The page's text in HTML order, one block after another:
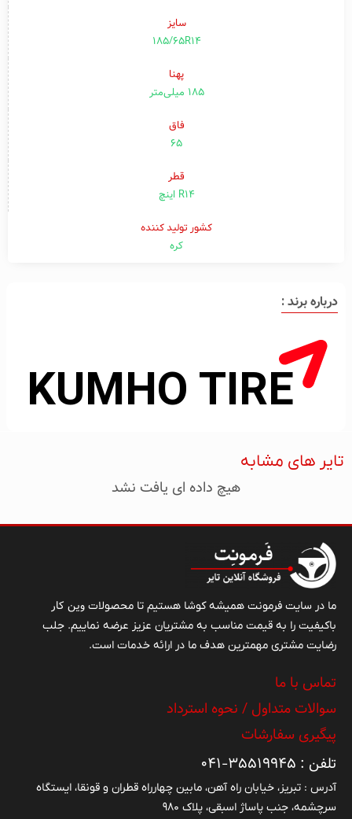
سایز
185/65R14
پهنا
۱۸۵ میلی‌متر
فاق
۶۵
قطر
R14 اینچ
کشور تولید کننده
کره
درباره برند :
تایر های مشابه
هیچ داده ای یافت نشد
ما در سایت فرمونت همیشه کوشا هستیم تا محصولات وین کار
باکیفیت را به قیمت مناسب به مشتریان عزیز عرضه نماییم. جلب
رضایت مشتری مهمترین هدف ما در ارائه خدمات است.
تماس با ما
سوالات متداول / نحوه استرداد
پیگیری سفارشات
تلفن : ۳۵۵۱۹۹۴۵-۰۴۱
آدرس : تبریز، خیابان راه آهن، مابین چهارراه قطران و قونقا، ایستگاه
سرچشمه، جنب پاساژ اسبقی، پلاک ۹۸۰